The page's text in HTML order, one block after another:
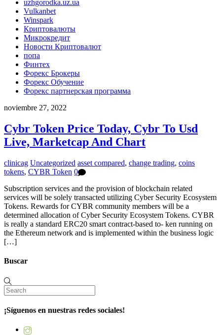
uzhgorodka.uz.ua
Vulkanbet
Winspark
Криптовалюты
Микрокредит
Новости Криптовалют
попа
Финтех
Форекс Брокеры
Форекс Обучение
Форекс партнерская программа
noviembre 27, 2022
Cybr Token Price Today, Cybr To Usd
Live, Marketcap And Chart
clinicag Uncategorized asset compared, change trading, coins
tokens, CYBR Token 0
Subscription services and the provision of blockchain related
services will be solely transacted utilizing Cyber Security Ecosystem
Tokens. Rewards for CYBR community members will be a
determined allocation of Cyber Security Ecosystem Tokens. CYBR
is really a standard ERC20 smart contract-based to- ken running on
the Ethereum network and is implemented within the business logic
[…]
Buscar
¡Síguenos en nuestras redes sociales!